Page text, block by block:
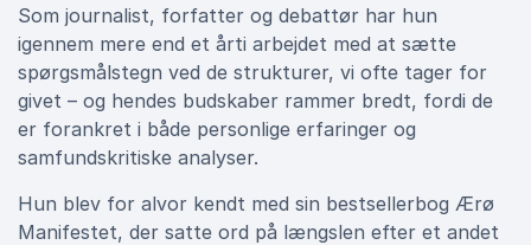
Som journalist, forfatter og debattør har hun
igennem mere end et årti arbejdet med at sætte
spørgsmålstegn ved de strukturer, vi ofte tager for
givet – og hendes budskaber rammer bredt, fordi de
er forankret i både personlige erfaringer og
samfundskritiske analyser.
Hun blev for alvor kendt med sin bestsellerbog Ærø
Manifestet, der satte ord på længslen efter et andet